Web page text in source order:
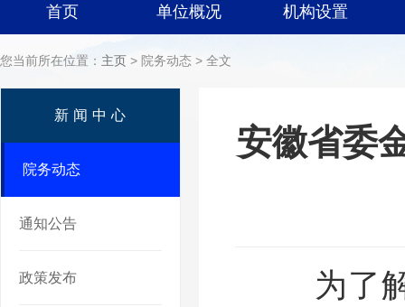
首页 单位概况 机构设置
您当前所在位置： 主页 > 院务动态 > 全文
新闻中心
院务动态
通知公告
政策发布
安徽省委
为了解